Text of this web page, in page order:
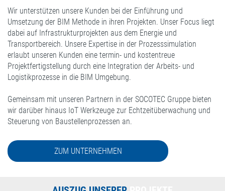
Wir unterstützen unsere Kunden bei der Einführung und
Umsetzung der BIM Methode in ihren Projekten. Unser Focus liegt
dabei auf Infrastrukturprojekten aus dem Energie und
Transportbereich. Unsere Expertise in der Prozesssimulation
erlaubt unseren Kunden eine termin- und kostentreue
Projektfertigstellung durch eine Integration der Arbeits- und
Logistikprozesse in die BIM Umgebung.
Gemeinsam mit unseren Partnern in der SOCOTEC Gruppe bieten
wir darüber hinaus IoT Werkzeuge zur Echtzeitüberwachung und
Steuerung von Baustellenprozessen an.
ZUM UNTERNEHMEN